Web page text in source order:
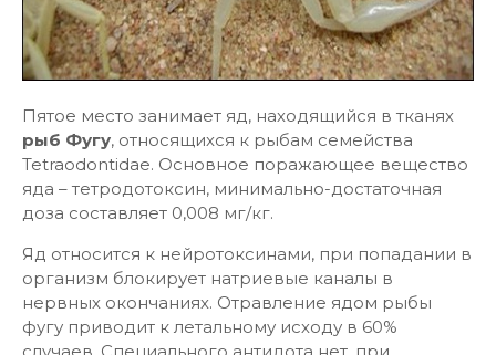
Пятое место занимает яд, находящийся в тканях
рыб Фугу, относящихся к рыбам семейства
Tetraodontidae. Основное поражающее вещество
яда – тетродотоксин, минимально-достаточная
доза составляет 0,008 мг/кг.
Яд относится к нейротоксинами, при попадании в
организм блокирует натриевые каналы в
нервных окончаниях. Отравление ядом рыбы
фугу приводит к летальному исходу в 60%